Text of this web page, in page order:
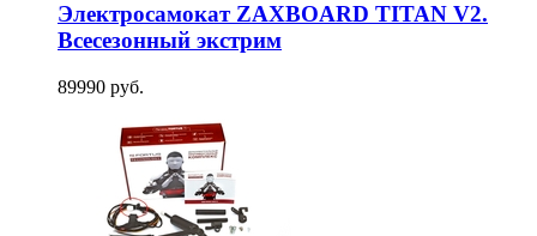
Электросамокат ZAXBOARD TITAN V2.
Всесезонный экстрим
89990 руб.